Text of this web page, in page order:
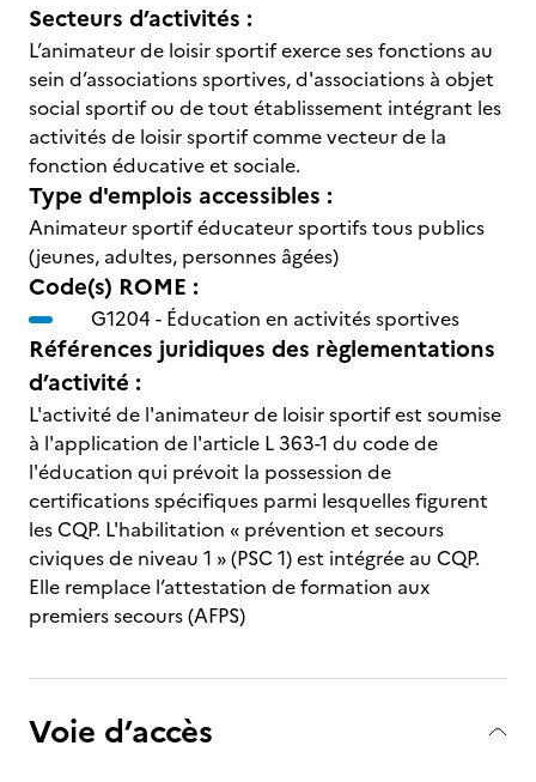
Secteurs d’activités :
L’animateur de loisir sportif exerce ses fonctions au
sein d’associations sportives, d'associations à objet
social sportif ou de tout établissement intégrant les
activités de loisir sportif comme vecteur de la
fonction éducative et sociale.
Type d'emplois accessibles :
Animateur sportif éducateur sportifs tous publics
(jeunes, adultes, personnes âgées)
Code(s) ROME :
G1204 - Éducation en activités sportives
Références juridiques des règlementations
d’activité :
L'activité de l'animateur de loisir sportif est soumise
à l'application de l'article L 363-1 du code de
l'éducation qui prévoit la possession de
certifications spécifiques parmi lesquelles figurent
les CQP. L'habilitation « prévention et secours
civiques de niveau 1 » (PSC 1) est intégrée au CQP.
Elle remplace l’attestation de formation aux
premiers secours (AFPS)
Voie d’accès